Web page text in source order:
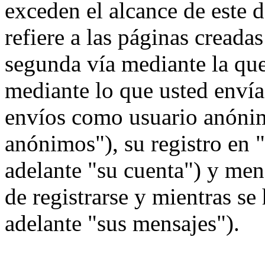
exceden el alcance de este
refiere a las páginas
segunda vía mediante la
mediante lo que usted
envíos como usuario
anónimos"), su registro en
adelante "su cuenta") y
de registrarse y mientras
adelante "sus mensajes").